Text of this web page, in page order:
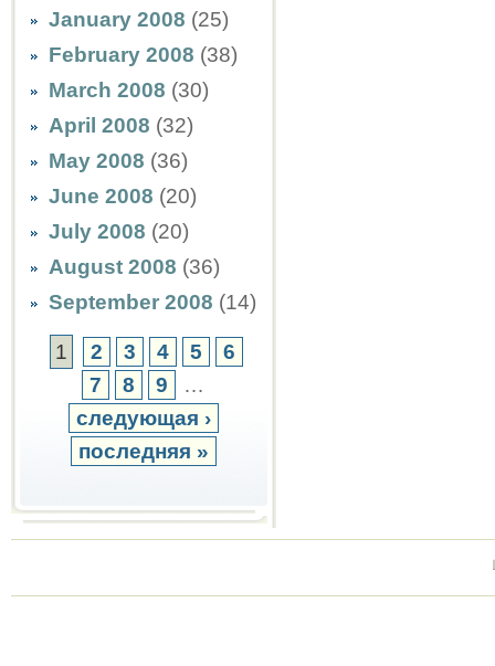
January 2008 (25)
February 2008 (38)
March 2008 (30)
April 2008 (32)
May 2008 (36)
June 2008 (20)
July 2008 (20)
August 2008 (36)
September 2008 (14)
1 2 3 4 5
6
7
8 9
…
следующая ›
последняя »